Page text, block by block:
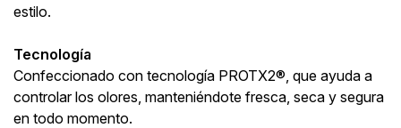
estilo.
Tecnología
Confeccionado con tecnología PROTX2®, que ayuda a
controlar los olores, manteniéndote fresca, seca y segura
en todo momento.